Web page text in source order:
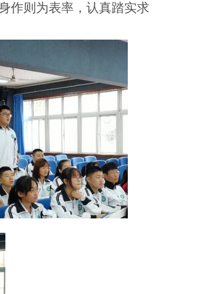
作则为表率，认真踏实求